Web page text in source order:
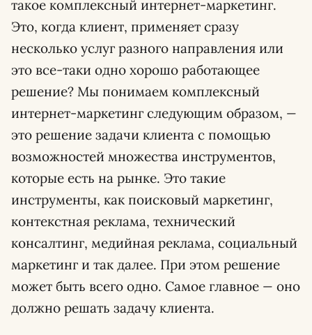
такое комплексный интернет-маркетинг.
Это, когда клиент, применяет сразу
несколько услуг разного направления или
это все-таки одно хорошо работающее
решение? Мы понимаем комплексный
интернет-маркетинг следующим образом, —
это решение задачи клиента с помощью
возможностей множества инструментов,
которые есть на рынке. Это такие
инструменты, как поисковый маркетинг,
контекстная реклама, технический
консалтинг, медийная реклама, социальный
маркетинг и так далее. При этом решение
может быть всего одно. Самое главное — оно
должно решать задачу клиента.